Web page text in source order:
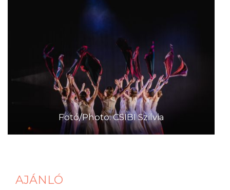
Fotó/Photo: CSIBI Szilvia
AJÁNLÓ